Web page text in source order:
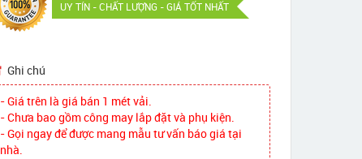
UY TÍN - CHẤT LƯỢNG - GIÁ TỐT NHẤT
Ghi chú
- Giá trên là giá bán 1 mét vải.
- Chưa bao gồm công may lắp đặt và phụ kiện.
- Gọi ngay để được mang mẫu tư vấn báo giá tại
nhà.